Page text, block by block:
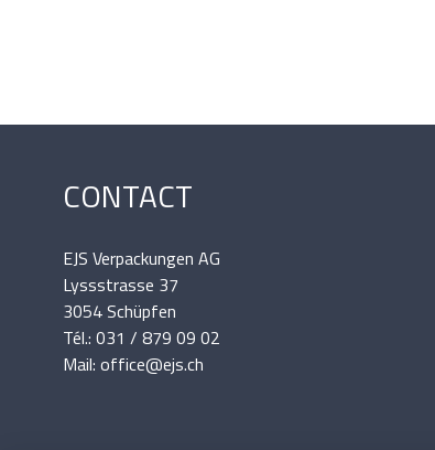
CONTACT
EJS Verpackungen AG
Lyssstrasse 37
3054 Schüpfen
Tél.: 031 / 879 09 02
Mail: office@ejs.ch